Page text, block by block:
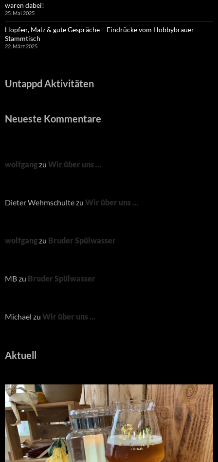
waren dabei!
25. Mai 2025
Hopfen, Malz & gute Gespräche – Eindrücke vom Hobbybrauer-
Stammtisch
22. März 2025
Untappd Aktivitäten
Neueste Kommentare
wolfgangzu Wir über uns …
Dieter Wehmschultezu Wir über uns …
wolfgangzu Bruder Spülwasser
MBzu Bruder Spülwasser
Michael zu Wir über uns …
Aktuell